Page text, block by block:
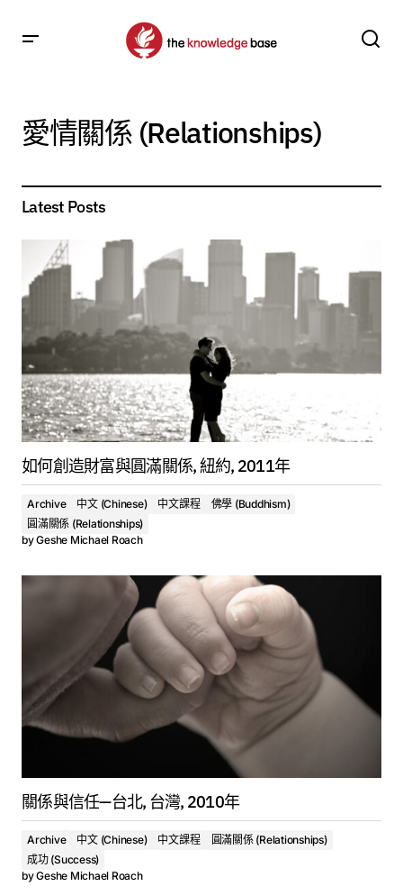
愛情關係 (Relationships)
Latest Posts
如何創造財富與圓滿關係, 紐約, 2011年
Archive 中文 (Chinese) 中文課程
佛學 (Buddhism)
圓滿關係 (Relationships)
byGeshe Michael Roach
關係與信任—台北, 台灣, 2010年
Archive 中文 (Chinese) 中文課程
圓滿關係 (Relationships)
成功 (Success)
byGeshe Michael Roach